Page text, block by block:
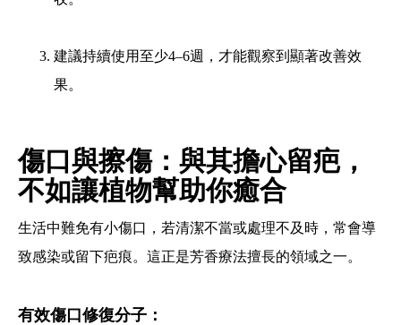
建議持續使用至少4–6週，才能觀察到顯著改善效
果。
傷口與擦傷：與其擔心留疤，
不如讓植物幫助你癒合
生活中難免有小傷口，若清潔不當或處理不及時，常會導
致感染或留下疤痕。這正是芳香療法擅長的領域之一。
有效傷口修復分子：